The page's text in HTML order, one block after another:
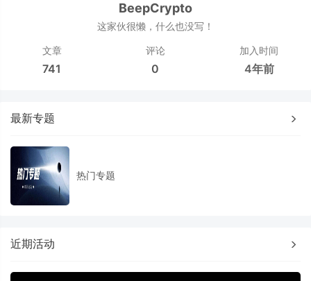
BeepCrypto
这家伙很懒，什么也没写！
文章
741
评论
0
加入时间
4年前
最新专题
热门专题
近期活动